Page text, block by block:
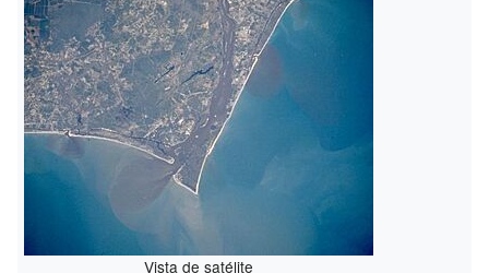
Vista de satélite